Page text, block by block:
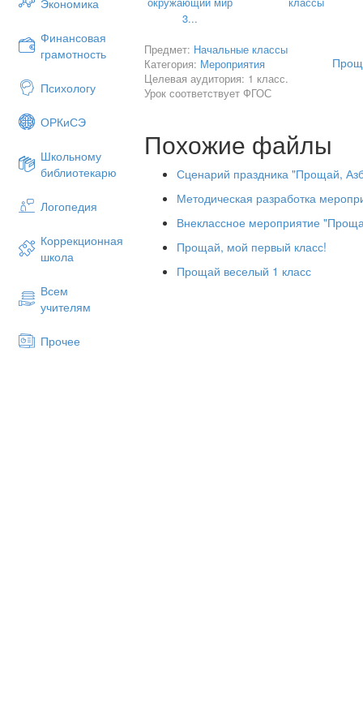
Экономика
Финансовая
грамотность
Психологу
ОРКиСЭ
Школьному
библиотекарю
Логопедия
Коррекционная
школа
Всем
учителям
Прочее
2: А в четвёртых, посмотри, – Азбуку
2: И девчонки с ней дружны.
Все мы
1 Ну, а в-пятых, я Аришке, сам уже
Учитель:- Дорогие гости, давайте
Мы помним тот звонок весёлый,
Что прозвенел нам в первый раз,
Когда вошли с цветами в школу,
В свой самый лучший первый класс!
3...
Предмет: Начальные классы
Категория: Мероприятия
Целевая аудитория: 1 класс.
Урок соответствует ФГОС
Похожие файлы
Сценарий праздника "Прощай,
Методическая разработка
Внеклассное мероприятие
Прощай, мой первый класс!
Прощай веселый 1 класс